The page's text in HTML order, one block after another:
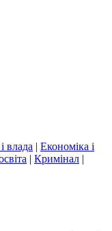
влада | Економіка і
| Кримінал |